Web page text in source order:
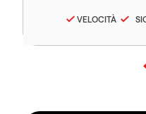
VELOCITÀ